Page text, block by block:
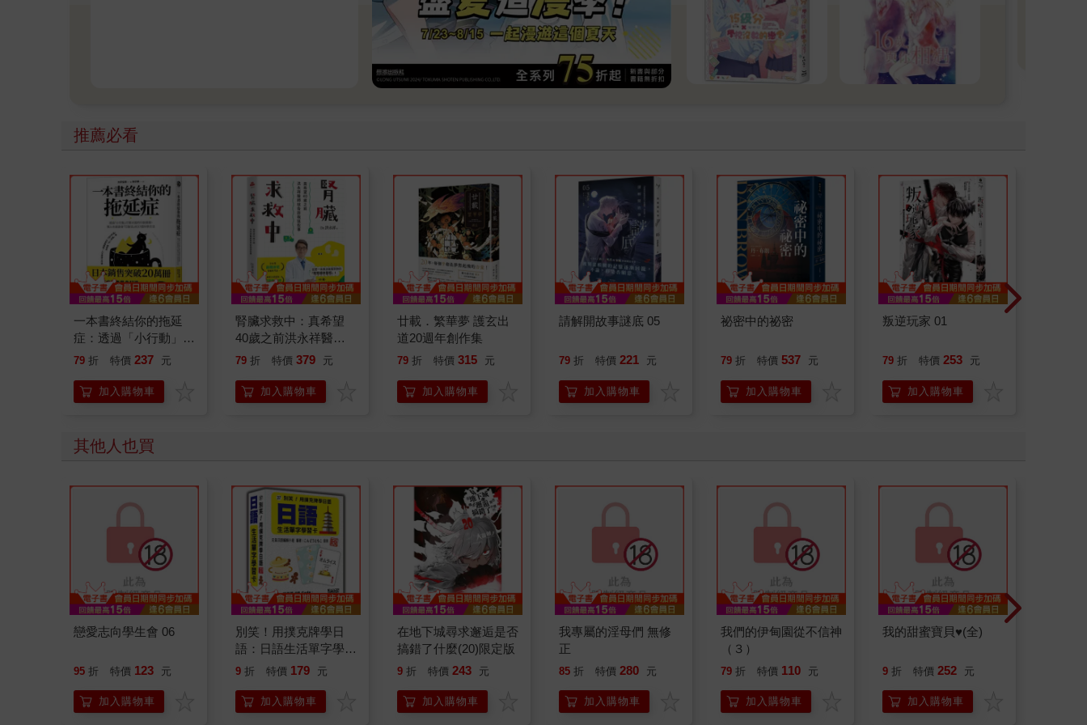
推薦必看
一本書終結你的拖延
症：透過「小行動」打
開大腦的行動開關，懶
的37個科學方法
79 折 特價 237 元
加入購物車
腎臟求救中：真希望
40歲之前洪永祥醫師
就告訴我這些事
79 折 特價 379 元
加入購物車
廿載．繁華夢 護玄出
道20週年創作集
79 折 特價 315 元
加入購物車
請解開故事謎底 05
79 折 特價 221 元
加入購物車
祕密中的祕密
79 折 特價 537 元
加入購物車
叛逆玩家 01
79 折 特價 253 元
加入購物車
其他人也買
戀愛志向學生會 06
95 折 特價 123 元
加入購物車
別笑！用撲克牌學日
語：日語生活單字學習
卡 新版（隨盒附日籍
音檔QR Code）
9 折 特價 179 元
加入購物車
在地下城尋求邂逅是否
搞錯了什麼(20)限定版
9 折 特價 243 元
加入購物車
我專屬的淫母們 無修
正
85 折 特價 280 元
加入購物車
我們的伊甸園從不信神
（３）
79 折 特價 110 元
加入購物車
我的甜蜜寶貝♥(全)
9 折 特價 252 元
加入購物車